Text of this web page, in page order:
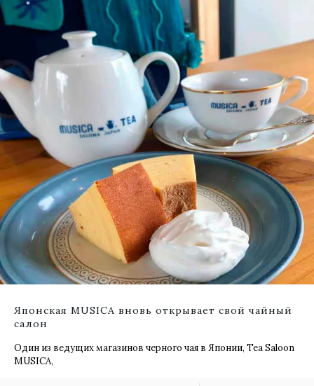
Японская MUSICA вновь открывает свой чайный
салон
Один из ведущих магазинов черного чая в Японии, Tea Saloon
MUSICA,